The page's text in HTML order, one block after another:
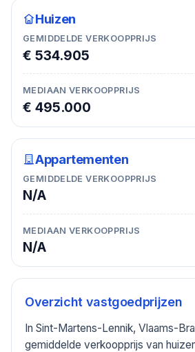
Huizen
GEMIDDELDE VERKOOPPRIJS
€ 534.905
MEDIAAN VERKOOPPRIJS
€ 495.000
Appartementen
GEMIDDELDE VERKOOPPRIJS
N/A
MEDIAAN VERKOOPPRIJS
N/A
Overzicht vastgoedprijzen
In Sint-Martens-Lennik, Vlaams-
gemiddelde verkoopprijs van